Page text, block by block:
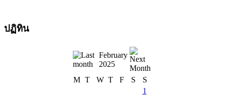
ปฏิทิน
February
2025
M T W T F S
S
1